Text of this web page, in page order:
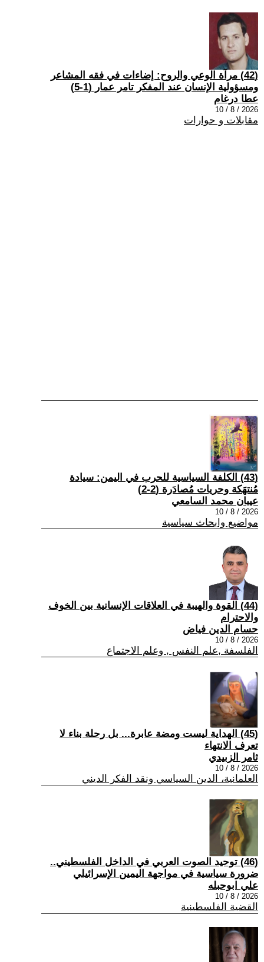
(42) مرآة الوعي والروح: إضاءات في فقه المشاعر
ومسؤولية الإنسان عند المفكر تامر عمار (1-5)
عطا درغام
2026 / 8 / 10
مقابلات و حوارات
(43) الكلفة السياسية للحرب في اليمن: سيادة
مُنتهَكة وحريات مُصادَرة (2-2)
عيبان محمد السامعي
2026 / 8 / 10
مواضيع وابحاث سياسية
(44) القوة والهيبة في العلاقات الإنسانية بين الخوف
والاحترام
حسام الدين فياض
2026 / 8 / 10
الفلسفة ,علم النفس , وعلم الاجتماع
(45) الهداية ليست ومضة عابرة... بل رحلة بناء لا
تعرف الانتهاء
ثامر الزبيدي
2026 / 8 / 10
العلمانية، الدين السياسي ونقد الفكر الديني
(46) توحيد الصوت العربي في الداخل الفلسطيني..
ضرورة سياسية في مواجهة اليمين الإسرائيلي
علي ابوحبله
2026 / 8 / 10
القضية الفلسطينية